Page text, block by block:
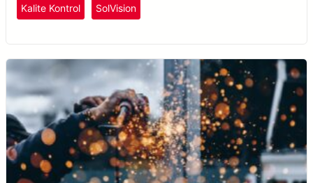
Kalite Kontrol SolVision